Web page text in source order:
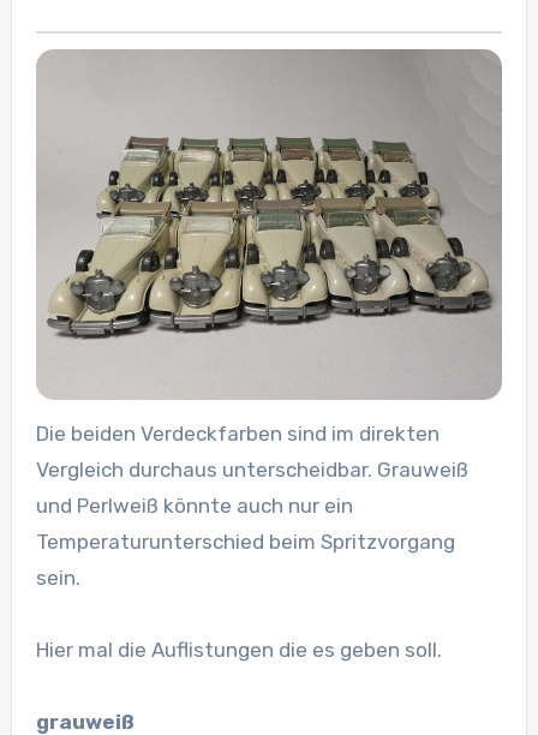
Die beiden Verdeckfarben sind im direkten
Vergleich durchaus unterscheidbar. Grauweiß
und Perlweiß könnte auch nur ein
Temperaturunterschied beim Spritzvorgang
sein.
Hier mal die Auflistungen die es geben soll.
grauweiß